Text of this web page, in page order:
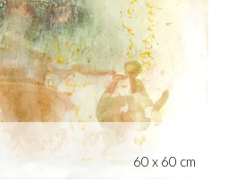
60 x 60 cm